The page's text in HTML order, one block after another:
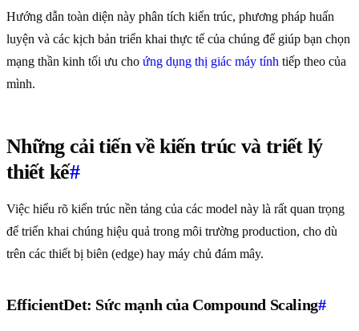
Hướng dẫn toàn diện này phân tích kiến trúc, phương pháp huấn
luyện và các kịch bản triển khai thực tế của chúng để giúp bạn chọn
mạng thần kinh tối ưu cho ứng dụng thị giác máy tính tiếp theo của
mình.
Những cải tiến về kiến trúc và triết lý
thiết kế#
Việc hiểu rõ kiến trúc nền tảng của các model này là rất quan trọng
để triển khai chúng hiệu quả trong môi trường production, cho dù
trên các thiết bị biên (edge) hay máy chủ đám mây.
EfficientDet: Sức mạnh của Compound Scaling#